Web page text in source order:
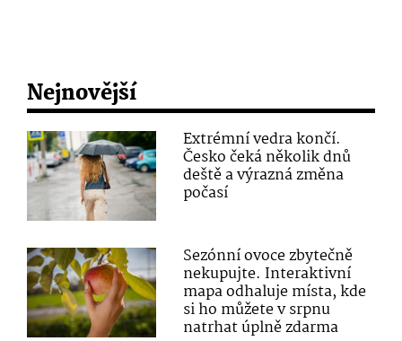
Nejnovější
Extrémní vedra končí.
Česko čeká několik dnů
deště a výrazná změna
počasí
Sezónní ovoce zbytečně
nekupujte. Interaktivní
mapa odhaluje místa, kde
si ho můžete v srpnu
natrhat úplně zdarma